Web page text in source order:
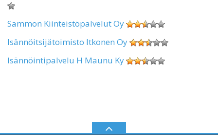
Sammon Kiinteistöpalvelut Oy
Isännöitsijätoimisto Itkonen Oy
Isännöintipalvelu H Maunu Ky